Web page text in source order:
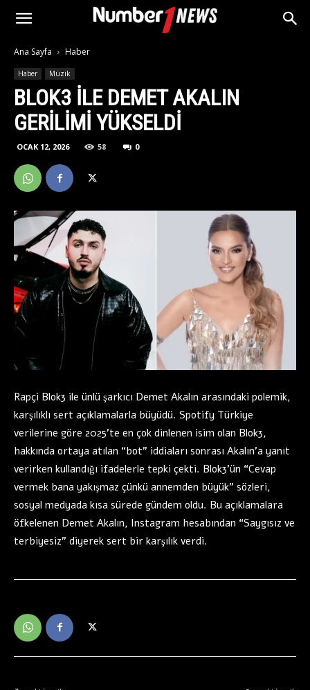
Ana Sayfa Haber
Haber Müzik
BLOK3 ILE DEMET AKALIN
GERILIMI YÜKSELDI
OCAK 12, 2026 58 0
Rapçi Blok3 ile ünlü şarkıcı Demet Akalın arasındaki polemik,
karşılıklı sert açıklamalarla büyüdü. Spotify Türkiye
verilerine göre 2025’te en çok dinlenen isim olan Blok3,
hakkında ortaya atılan “bot” iddiaları sonrası Akalın’a yanıt
verirken kullandığı ifadelerle tepki çekti. Blok3’ün “Cevap
vermek bana yakışmaz çünkü annemden büyük” sözleri,
sosyal medyada kısa sürede gündem oldu. Bu açıklamalara
öfkelenen Demet Akalın, Instagram hesabından “Saygısız ve
terbiyesiz” diyerek sert bir karşılık verdi.